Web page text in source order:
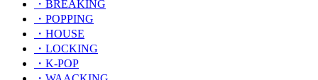
・BREAKING
・POPPING
・HOUSE
・LOCKING
・K-POP